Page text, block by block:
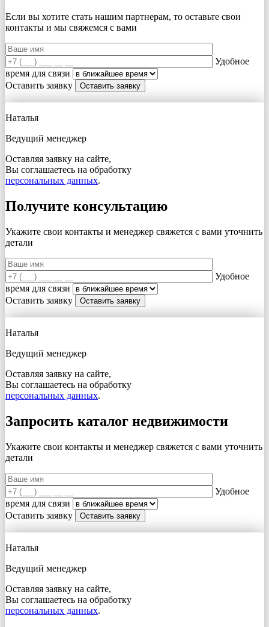
Если вы хотите стать нашим партнерам, то оставьте свои
контакты и мы свяжемся с вами
Удобное
время для связи
Оставить заявку
Наталья
Ведущий менеджер
Оставляя заявку на сайте,
Вы соглашаетесь на обработку
персональных данных.
Получите консультацию
Укажите свои контакты и менеджер свяжется с вами уточнить
детали
Удобное
время для связи
Оставить заявку
Наталья
Ведущий менеджер
Оставляя заявку на сайте,
Вы соглашаетесь на обработку
персональных данных.
Запросить каталог недвижимости
Укажите свои контакты и менеджер свяжется с вами уточнить
детали
Удобное
время для связи
Оставить заявку
Наталья
Ведущий менеджер
Оставляя заявку на сайте,
Вы соглашаетесь на обработку
персональных данных.